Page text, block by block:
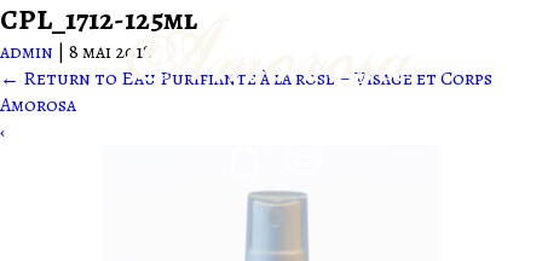
CPL_1712-125ml
admin | 8 mai 2018
← Return to Eau Purifiante à la rose – Visage et Corps
Amorosa
‹